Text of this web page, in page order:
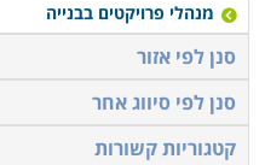
מנהלי פרויקטים בבנייה
סנן לפי אזור
סנן לפי סיווג אחר
קטגוריות קשורות